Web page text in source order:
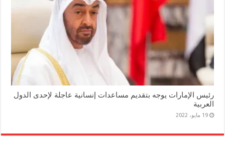
رئيس الإمارات يوجه بتقديم مساعدات إنسانية عاجلة لإحدى الدول
العربية
19 مايو، 2022